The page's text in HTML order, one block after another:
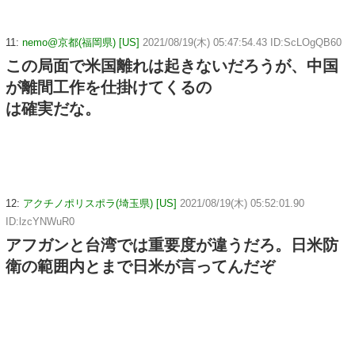
11: nemo@京都(福岡県) [US] 2021/08/19(木) 05:47:54.43 ID:ScLOgQB60
この局面で米国離れは起きないだろうが、中国
が離間工作を仕掛けてくるの
は確実だな。
12: アクチノポリスポラ(埼玉県) [US] 2021/08/19(木) 05:52:01.90
ID:lzcYNWuR0
アフガンと台湾では重要度が違うだろ。日米防
衛の範囲内とまで日米が言ってんだぞ